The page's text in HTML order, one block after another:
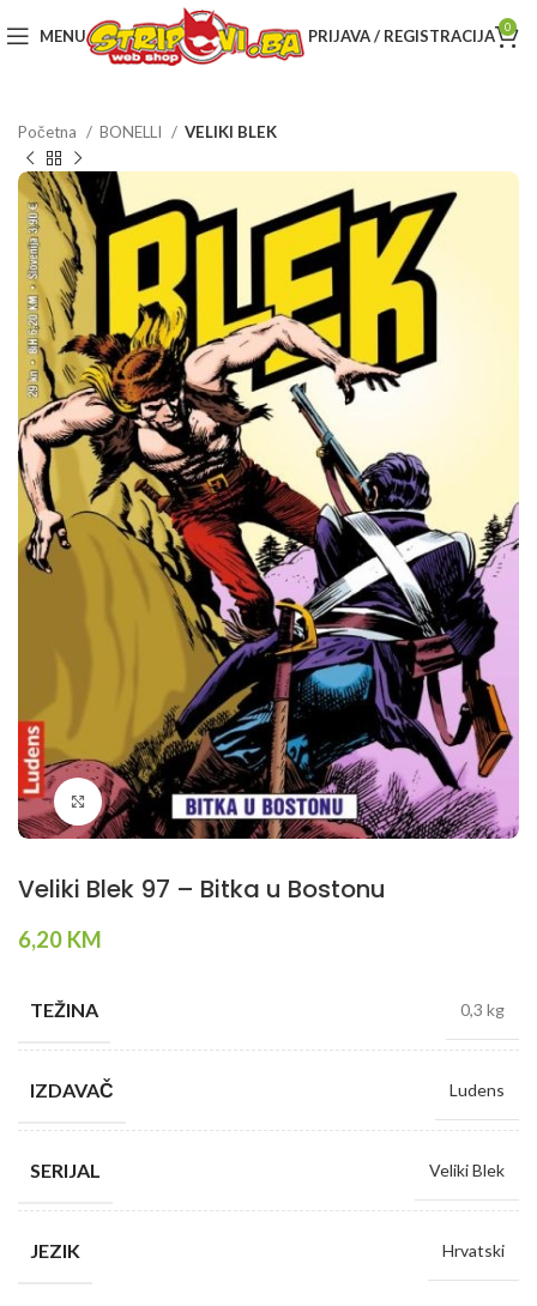
MENU PRIJAVA / REGISTRACIJA 0
Početna BONELLI VELIKI BLEK
Klikni da povečaš
Veliki Blek 97 – Bitka u Bostonu
6,20 KM
TEŽINA 0,3 kg
IZDAVAČ Ludens
SERIJAL Veliki Blek
JEZIK Hrvatski